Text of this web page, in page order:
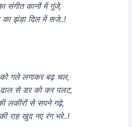
संगीत कानों में गूंजे,
झंडा दिल में सजे..!
को गले लगाकर बढ़ चल,
से डर को कर पलट,
लकीरों से सपने गढ़े,
राह खुद नए रंग भरे..!